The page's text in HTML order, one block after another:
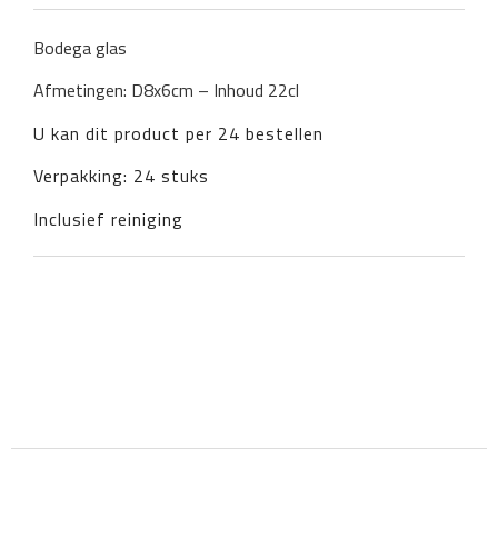
Bodega glas
Afmetingen: D8x6cm – Inhoud 22cl
U kan dit product per 24 bestellen
Verpakking: 24 stuks
Inclusief reiniging